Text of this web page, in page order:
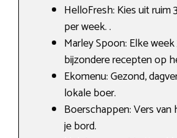
HelloFresh: Kies uit ruim
per week. .
Marley Spoon: Elke
bijzondere recepten op
Ekomenu: Gezond,
lokale boer.
Boerschappen: Vers
je bord.